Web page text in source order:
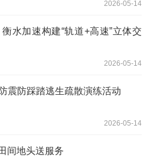
2026-05-14
水加速构建“轨道+高速”立体交
2026-05-14
震防踩踏逃生疏散演练活动
2026-05-14
间地头送服务